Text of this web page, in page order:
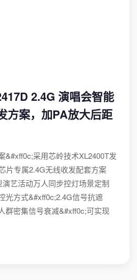
2.4G 演唱会智能
方案，加PA放大后距
&#xff0c;采用芯岭技术XL2400T发
片专属2.4G无线收发配套方案
艺活动万人同步控灯场景定制
光方式&#xff0c;2.4G信号抗遮
群密集信号衰减&#xff0c;可实现